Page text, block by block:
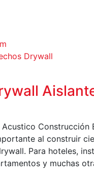
Drywall
al construir
Para hoteles,
y muchas